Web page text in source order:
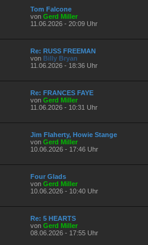
Tom Falcone
von Gerd Miller
11.06.2026 - 20:09 Uhr
Re: RUSS FREEMAN
von Billy Bryan
11.06.2026 - 18:36 Uhr
Re: FRANCES FAYE
von Gerd Miller
11.06.2026 - 10:31 Uhr
Jim Flaherty, Howie Stange
von Gerd Miller
10.06.2026 - 17:46 Uhr
Four Glads
von Gerd Miller
10.06.2026 - 10:40 Uhr
Re: 5 HEARTS
von Gerd Miller
08.06.2026 - 17:55 Uhr